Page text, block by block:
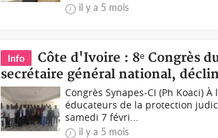
il y a 5 mois
Info
Côte d'Ivoire : 8ᵉ Congrès
secrétaire général national,
Congrès Synapes-CI (Ph Koaci)
éducateurs de la protection
samedi 7 févri...
il y a 5 mois